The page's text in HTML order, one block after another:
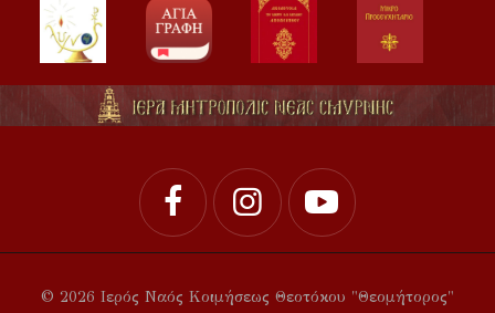
© 2026 Ιερός Ναός Κοιμήσεως Θεοτόκου "Θεομήτορος"